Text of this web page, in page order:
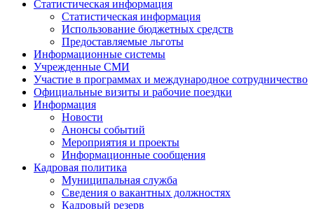
Статистическая информация
Статистическая информация
Использование бюджетных средств
Предоставляемые льготы
Информационные системы
Учрежденные СМИ
Участие в программах и международное сотрудничество
Официальные визиты и рабочие поездки
Информация
Новости
Анонсы событий
Мероприятия и проекты
Информационные сообщения
Кадровая политика
Муниципальная служба
Сведения о вакантных должностях
Кадровый резерв